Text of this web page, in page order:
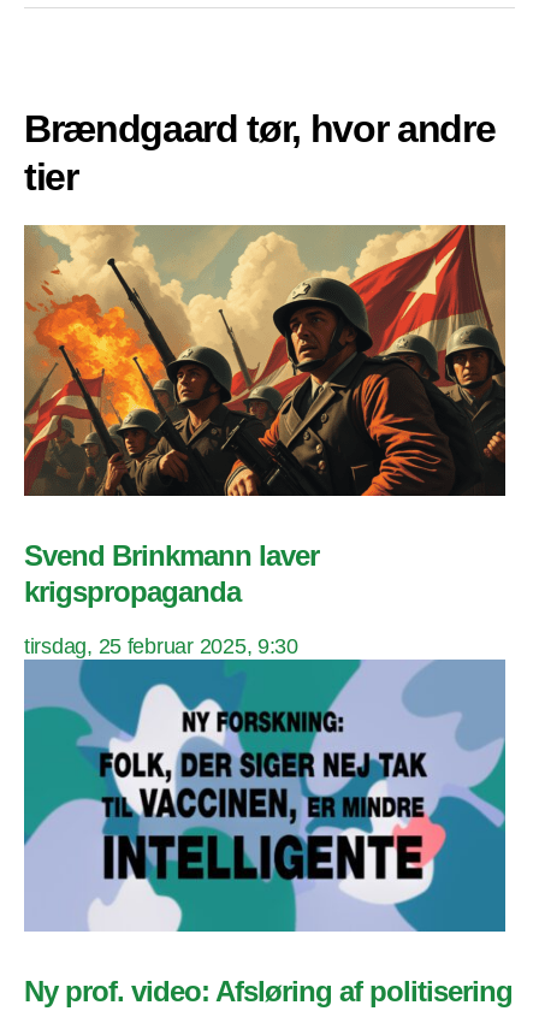
Brændgaard tør, hvor andre
tier
Svend Brinkmann laver
krigspropaganda
tirsdag, 25 februar 2025, 9:30
Ny prof. video: Afsløring af politisering